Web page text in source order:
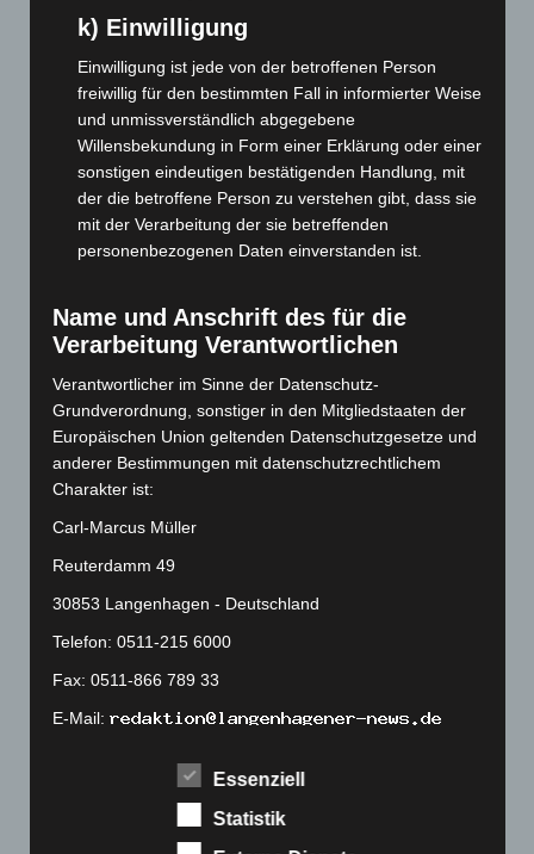
April 2023(155)
März 2023(174)
Februar 2023(154)
Januar 2023(140)
Dezember 2022
(130)
November 2022(167)
Oktober 2022(166)
August 2022(166)
Juni 2022
(167)
Mai 2022(177)
April 2022(198)
Dezember 2021(204)
November 2021(215)
Oktober 2021(171)
September 2021(180)
(154)
k) Einwilligung
Einwilligung ist jede von der betroffenen Person
freiwillig für den bestimmten Fall in informierter Weise
und unmissverständlich abgegebene
Willensbekundung in Form einer Erklärung oder einer
sonstigen eindeutigen bestätigenden Handlung, mit
der die betroffene Person zu verstehen gibt, dass sie
mit der Verarbeitung der sie betreffenden
personenbezogenen Daten einverstanden ist.
Name und Anschrift des für die
Verarbeitung Verantwortlichen
Verantwortlicher im Sinne der Datenschutz-
Grundverordnung, sonstiger in den Mitgliedstaaten der
Europäischen Union geltenden Datenschutzgesetze und
anderer Bestimmungen mit datenschutzrechtlichem
Charakter ist:
Carl-Marcus Müller
Reuterdamm 49
30853 Langenhagen - Deutschland
Telefon: 0511-215 6000
Fax: 0511-866 789 33
E-Mail:
Die Internetseiten verwenden Cookies. Cookies sind
Textdateien, welche über einen Internetbrowser auf
Essenziell
Statistik